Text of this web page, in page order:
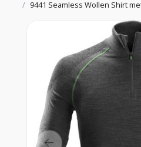
9441 Seamless Wollen Shirt